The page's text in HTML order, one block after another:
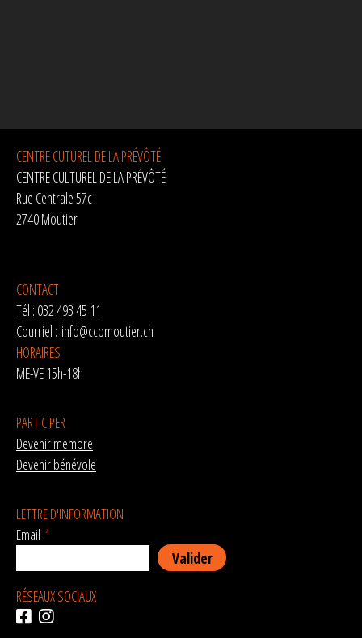
CENTRE CUTUREL DE LA PRÉVÔTÉ
CENTRE CULTUREL DE LA PRÉVÔTÉ
Rue Centrale 57c
2740 Moutier
CONTACT
Tél : 032 493 45 11
Courriel : info@ccpmoutier.ch
HORAIRES
ME-VE 15h-18h
PARTICIPER
Devenir membre
Devenir bénévole
LETTRE D'INFORMATION
Email *
RÉSEAUX SOCIAUX